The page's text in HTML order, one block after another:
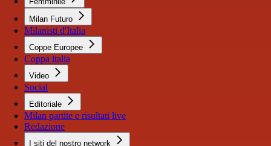
Milan Futuro
Milanisti d'Italia
Coppe Europee
Coppa italia
Video
Social
Editoriale
Milan partite e risultati live
Redazione
I siti del nostro network